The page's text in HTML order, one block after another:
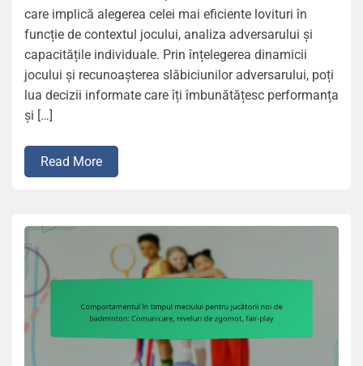
care implică alegerea celei mai eficiente lovituri în
funcție de contextul jocului, analiza adversarului și
capacitățile individuale. Prin înțelegerea dinamicii
jocului și recunoașterea slăbiciunilor adversarului, poți
lua decizii informate care îți îmbunătățesc performanța
și […]
Read More